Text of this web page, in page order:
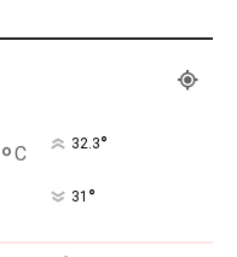
°C 32.3°
31 °